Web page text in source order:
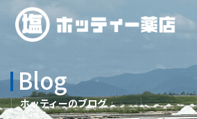
Blog
ホッティーのブログ